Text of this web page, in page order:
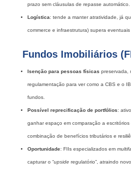
prazo sem cláusulas de repasse automático.
Logística: tende a manter atratividade, já
commerce e infraestrutura) supera
Fundos Imobiliários
Isenção para pessoas físicas preservada,
regulamentação para ver como a CBS e o
fundos.
Possível reprecificação de portfólios:
ganhar espaço em comparação a
combinação de benefícios tributários e
Oportunidade: FIIs especializados em
capturar o “upside regulatório”, atraindo